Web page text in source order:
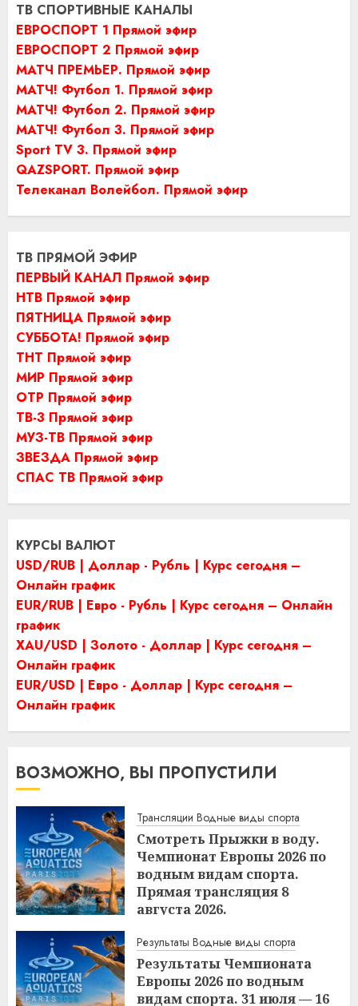
ТВ СПОРТИВНЫЕ КАНАЛЫ
ЕВРОСПОРТ 1 Прямой эфир
ЕВРОСПОРТ 2 Прямой эфир
МАТЧ ПРЕМЬЕР. Прямой эфир
МАТЧ! Футбол 1. Прямой эфир
МАТЧ! Футбол 2. Прямой эфир
МАТЧ! Футбол 3. Прямой эфир
Sport TV 3. Прямой эфир
QAZSPORT. Прямой эфир
Телеканал Волейбол. Прямой эфир
ТВ ПРЯМОЙ ЭФИР
ПЕРВЫЙ КАНАЛ Прямой эфир
НТВ Прямой эфир
ПЯТНИЦА Прямой эфир
СУББОТА! Прямой эфир
ТНТ Прямой эфир
МИР Прямой эфир
ОТР Прямой эфир
ТВ-3 Прямой эфир
МУЗ-ТВ Прямой эфир
ЗВЕЗДА Прямой эфир
СПАС ТВ Прямой эфир
КУРСЫ ВАЛЮТ
USD/RUB | Доллар - Рубль | Курс сегодня –
Онлайн график
EUR/RUB | Евро - Рубль | Курс сегодня – Онлайн
график
XAU/USD | Золото - Доллар | Курс сегодня –
Онлайн график
EUR/USD | Евро - Доллар | Курс сегодня –
Онлайн график
ВОЗМОЖНО, ВЫ ПРОПУСТИЛИ
Трансляции Водные виды спорта
Смотреть Прыжки в воду.
Чемпионат Европы 2026 по
водным видам спорта.
Прямая трансляция 8
августа 2026.
Результаты Водные виды спорта
Результаты Чемпионата
Европы 2026 по водным
видам спорта. 31 июля — 16